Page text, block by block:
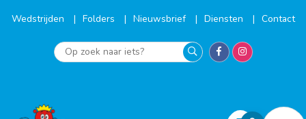
naarWedstrijden Folders Nieuwsbrief Diensten Contact
Op